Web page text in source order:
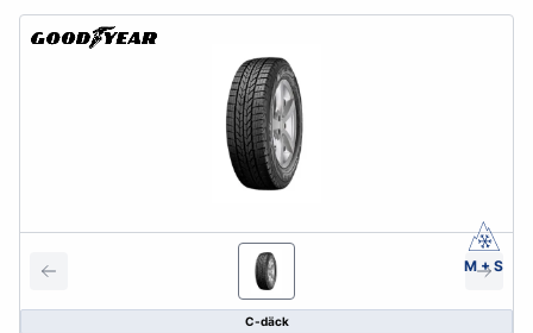
C-däck
M + S